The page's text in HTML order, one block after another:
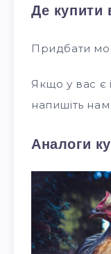
Де купити
Придбати
Якщо у вас є
напишіть
Аналоги